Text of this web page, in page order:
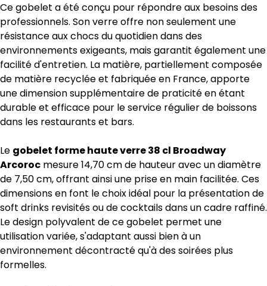
Ce gobelet a été conçu pour répondre aux besoins des
professionnels. Son verre offre non seulement une
résistance aux chocs du quotidien dans des
environnements exigeants, mais garantit également une
facilité d'entretien. La matière, partiellement composée
de matière recyclée et fabriquée en France, apporte
une dimension supplémentaire de praticité en étant
durable et efficace pour le service régulier de boissons
dans les restaurants et bars.
Le gobelet forme haute verre 38 cl Broadway
Arcoroc mesure 14,70 cm de hauteur avec un diamètre
de 7,50 cm, offrant ainsi une prise en main facilitée. Ces
dimensions en font le choix idéal pour la présentation de
soft drinks revisités ou de cocktails dans un cadre raffiné.
Le design polyvalent de ce gobelet permet une
utilisation variée, s'adaptant aussi bien à un
environnement décontracté qu'à des soirées plus
formelles.